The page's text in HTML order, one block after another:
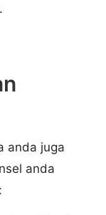
anda juga
anda